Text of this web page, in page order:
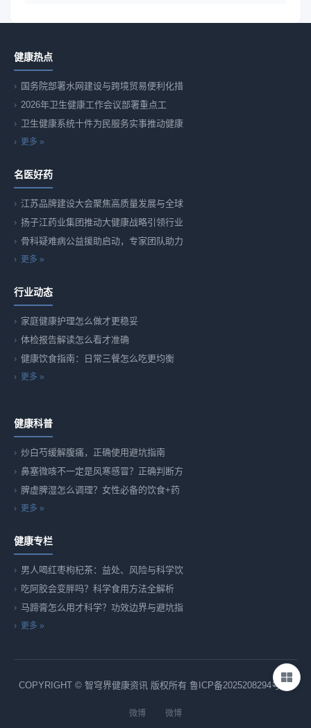
健康热点
国务院部署水网建设与跨境贸易便利化措
2026年卫生健康工作会议部署重点工
卫生健康系统十件为民服务实事推动健康
更多 »
名医好药
江苏品牌建设大会聚焦高质量发展与全球
扬子江药业集团推动大健康战略引领行业
骨科疑难病公益援助启动，专家团队助力
更多 »
行业动态
家庭健康护理怎么做才更稳妥
体检报告解读怎么看才准确
健康饮食指南：日常三餐怎么吃更均衡
更多 »
健康科普
炒白芍缓解腹痛，正确使用避坑指南
鼻塞微咳不一定是风寒感冒？正确判断方
脾虚脾湿怎么调理？女性必备的饮食+药
更多 »
健康专栏
男人喝红枣枸杞茶：益处、风险与科学饮
吃阿胶会变胖吗？科学食用方法全解析
马蹄膏怎么用才科学？功效边界与避坑指
更多 »
COPYRIGHT © 智穹界健康资讯 版权所有 鲁ICP备2025208294号-82
微博 微博